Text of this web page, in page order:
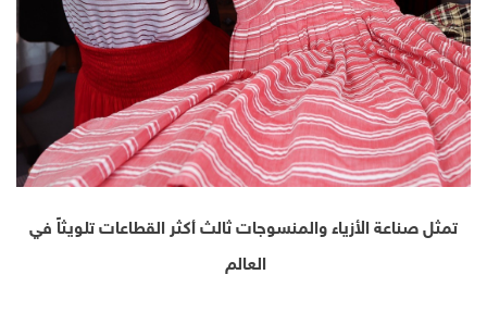
تمثل صناعة الأزياء والمنسوجات ثالث أكثر القطاعات تلويثاً في
العالم